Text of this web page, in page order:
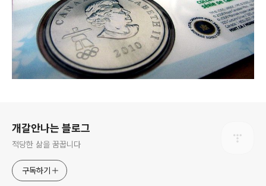
개갈안나는 블로그
적당한 삶을 꿈꿉니다
구독하기